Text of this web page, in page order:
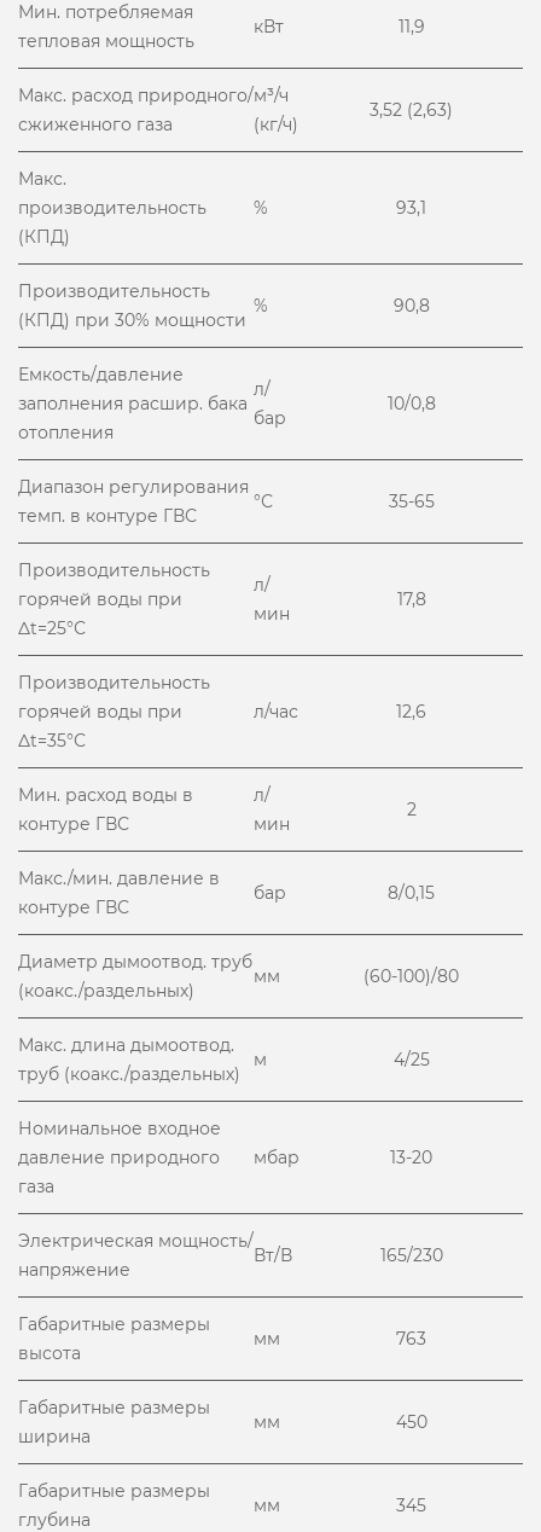
Мин. потребляемая
тепловая мощность
кВт 11,9
Макс. расход природного/
сжиженного газа
м³/ч
(кг/ч)
3,52 (2,63)
Макс.
производительность
(КПД)
% 93,1
Производительность
(КПД) при 30% мощности
% 90,8
Емкость/давление
заполнения расшир. бака
отопления
л/
бар
10/0,8
Диапазон регулирования
темп. в контуре ГВС
°С 35-65
Производительность
горячей воды при
Δt=25°С
л/
мин
17,8
Производительность
горячей воды при
Δt=35°С
л/час 12,6
Мин. расход воды в
контуре ГВС
л/
мин
2
Макс./мин. давление в
контуре ГВС
бар 8/0,15
Диаметр дымоотвод. труб
(коакс./раздельных)
мм (60-100)/80
Макс. длина дымоотвод.
труб (коакс./раздельных)
м 4/25
Номинальное входное
давление природного
газа
мбар 13-20
Электрическая мощность/
напряжение
Вт/В 165/230
Габаритные размеры
высота
мм 763
Габаритные размеры
ширина
мм 450
Габаритные размеры
глубина
мм 345